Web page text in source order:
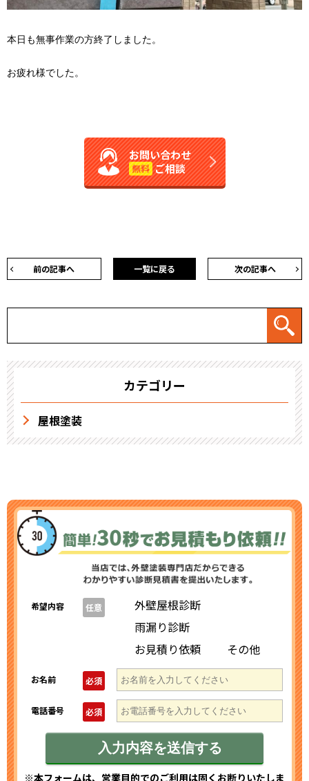
本日も無事作業の方終了しました。
お疲れ様でした。
お問い合わせ
無料 ご相談
前の記事へ 次の記事へ
一覧に戻る
カテゴリー
屋根塗装
希望内容 任意
外壁屋根診断
雨漏り診断
お見積り依頼
その他
お名前 必須
電話番号 必須
※本フォームは、営業目的でのご利用は固くお断りいたしま